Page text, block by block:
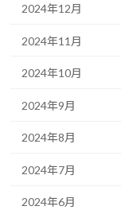
2024年12月
2024年11月
2024年10月
2024年9月
2024年8月
2024年7月
2024年6月